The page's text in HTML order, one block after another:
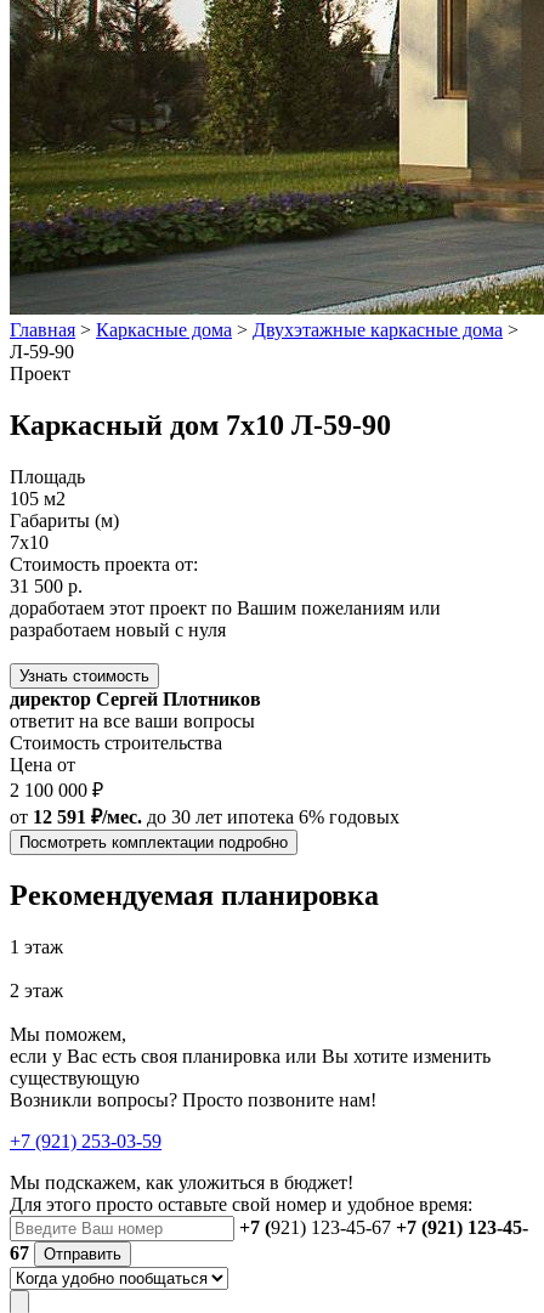
Главная > Каркасные дома > Двухэтажные каркасные дома >
Л-59-90
Проект
Каркасный дом 7х10 Л-59-90
Площадь
105 м2
Габариты (м)
7х10
Стоимость проекта от:
31 500 р.
доработаем этот проект по Вашим пожеланиям или
разработаем новый с нуля
Узнать стоимость
директор Сергей Плотников
ответит на все ваши вопросы
Стоимость строительства
Цена от
2 100 000 ₽
от 12 591 ₽/мес. до 30 лет ипотека 6% годовых
Посмотреть комплектации подробно
Рекомендуемая планировка
1 этаж
2 этаж
Мы поможем,
если у Вас есть своя планировка или Вы хотите изменить
существующую
Возникли вопросы? Просто позвоните нам!
+7 (921) 253-03-59
Мы подскажем, как уложиться в бюджет!
Для этого просто оставьте свой номер и удобное время:
+7 (921) 123-45-67 +7 (921) 123-45-
67
Отправить